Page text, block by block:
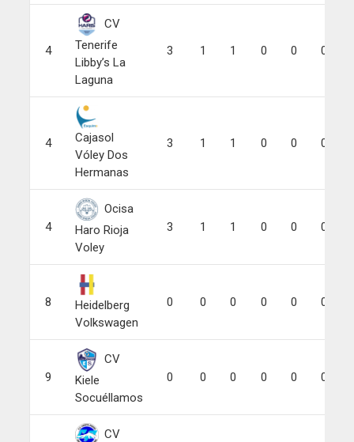
4
CV
Tenerife
Libby’s La
Laguna
3 1 1 0 0 0
4
Cajasol
Vóley Dos
Hermanas
3 1 1 0 0 0
4
Ocisa
Haro Rioja
Voley
3 1 1 0 0 0
8
Heidelberg
Volkswagen
0 0 0 0 0 0
9
CV
Kiele
Socuéllamos
0 0 0 0 0 0
CV